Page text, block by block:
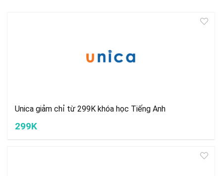
Unica giảm chỉ từ 299K khóa học Tiếng Anh
299K